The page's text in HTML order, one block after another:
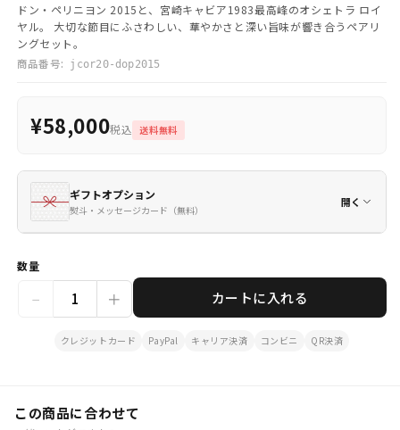
ドン・ペリニヨン 2015と、宮崎キャビア1983最高峰のオシェトラ ロイ
ヤル。 大切な節目にふさわしい、華やかさと深い旨味が響き合うペアリ
ングセット。
商品番号: jcor20-dop2015
¥58,000税込 送料無料
ギフトオプション
熨斗・メッセージカード（無料）
開く
数量
− ＋ カートに入れる
クレジットカード PayPal キャリア決済 コンビニ QR決済
この商品に合わせて